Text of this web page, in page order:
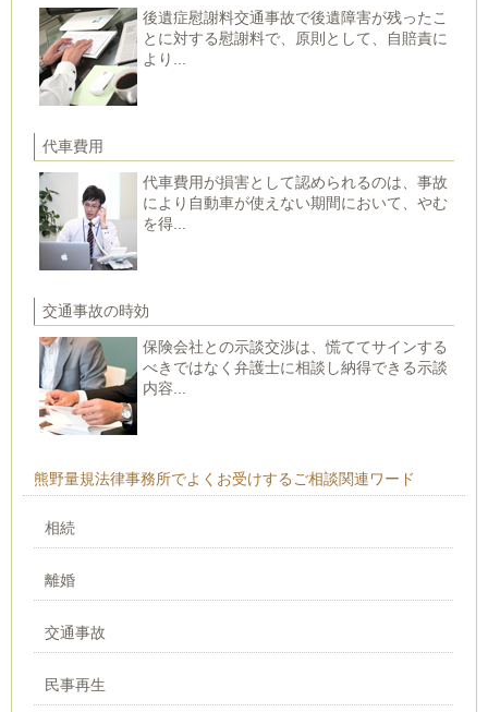
後遺症慰謝料交通事故で後遺障害が残ったこ
とに対する慰謝料で、原則として、自賠責に
より...
代車費用
代車費用が損害として認められるのは、事故
により自動車が使えない期間において、やむ
を得...
交通事故の時効
保険会社との示談交渉は、慌ててサインする
べきではなく弁護士に相談し納得できる示談
内容...
熊野量規法律事務所でよくお受けするご相談関連ワード
相続
離婚
交通事故
民事再生